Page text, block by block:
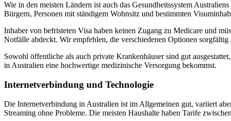
Wie in den meisten Ländern ist auch das Gesundheitssystem
Bürgern, Personen mit ständigem Wohnsitz und bestimmten
Inhaber von befristeten Visa haben keinen Zugang zu Medicare und
Notfälle abdeckt. Wir empfehlen, die verschiedenen Optionen
Sowohl öffentliche als auch private Krankenhäuser sind gut
in Australien eine hochwertige medizinische Versorgung bekommst.
Internetverbindung und Technologie
Die Internetverbindung in Australien ist im Allgemeinen gut, variiert
Streaming ohne Probleme. Die meisten Haushalte haben Tarife